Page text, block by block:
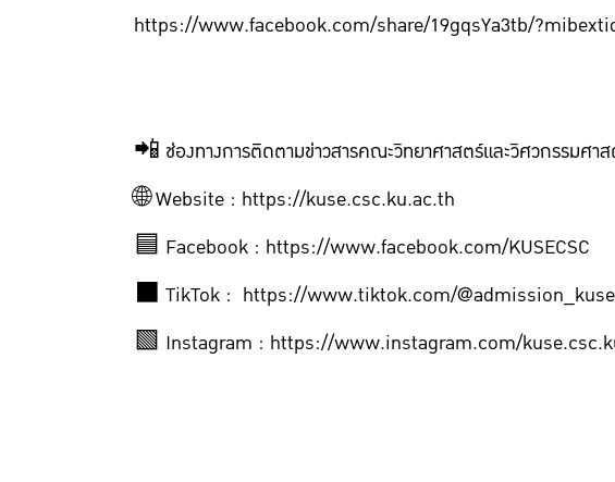
https://www.facebook.com/share/19gqsYa3tb/
📲 ช่องทางการติดตามข่าวสารคณะวิทยาศาสตร์และวิศวกรรมศา
🌐 Website : https://kuse.csc.ku.ac.th
🟦 Facebook : https://www.facebook.com/KUSECSC
⬛️ TikTok : https://www.tiktok.com/@admission_kuse
🟩 Instagram : https://www.instagram.com/